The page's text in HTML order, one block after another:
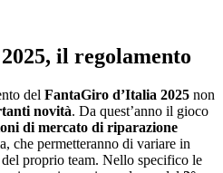
il regolamento
del FantaGiro d’Italia 2025 non
novità. Da quest’anno il gioco
di mercato di riparazione
che permetteranno di variare in
proprio team. Nello specifico le